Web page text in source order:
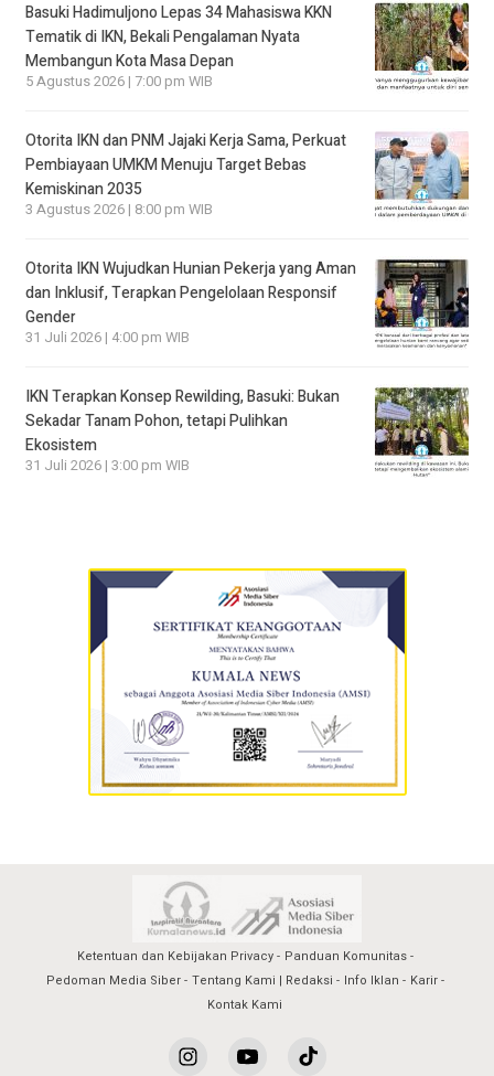
Basuki Hadimuljono Lepas 34 Mahasiswa KKN
Tematik di IKN, Bekali Pengalaman Nyata
Membangun Kota Masa Depan
5 Agustus 2026 | 7:00 pm WIB
Otorita IKN dan PNM Jajaki Kerja Sama, Perkuat
Pembiayaan UMKM Menuju Target Bebas
Kemiskinan 2035
3 Agustus 2026 | 8:00 pm WIB
Otorita IKN Wujudkan Hunian Pekerja yang Aman
dan Inklusif, Terapkan Pengelolaan Responsif
Gender
31 Juli 2026 | 4:00 pm WIB
IKN Terapkan Konsep Rewilding, Basuki: Bukan
Sekadar Tanam Pohon, tetapi Pulihkan
Ekosistem
31 Juli 2026 | 3:00 pm WIB
Ketentuan dan Kebijakan Privacy
Panduan Komunitas
Pedoman Media Siber
Tentang Kami | Redaksi Info Iklan
Karir
Kontak Kami